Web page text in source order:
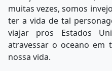
muitas vezes, somos
ter a vida de tal
viajar pros Estados
atravessar o oceano em
nossa vida.